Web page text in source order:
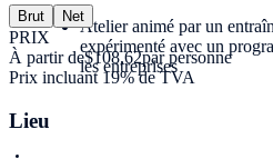
Atelier animé par un
expérimenté avec un
les entreprises
Brut Net
PRIX
À partir de$108,62par personne
Prix incluant 19% de TVA
Lieu